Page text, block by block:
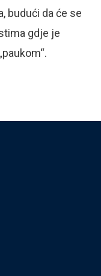
budući da će se
gdje je